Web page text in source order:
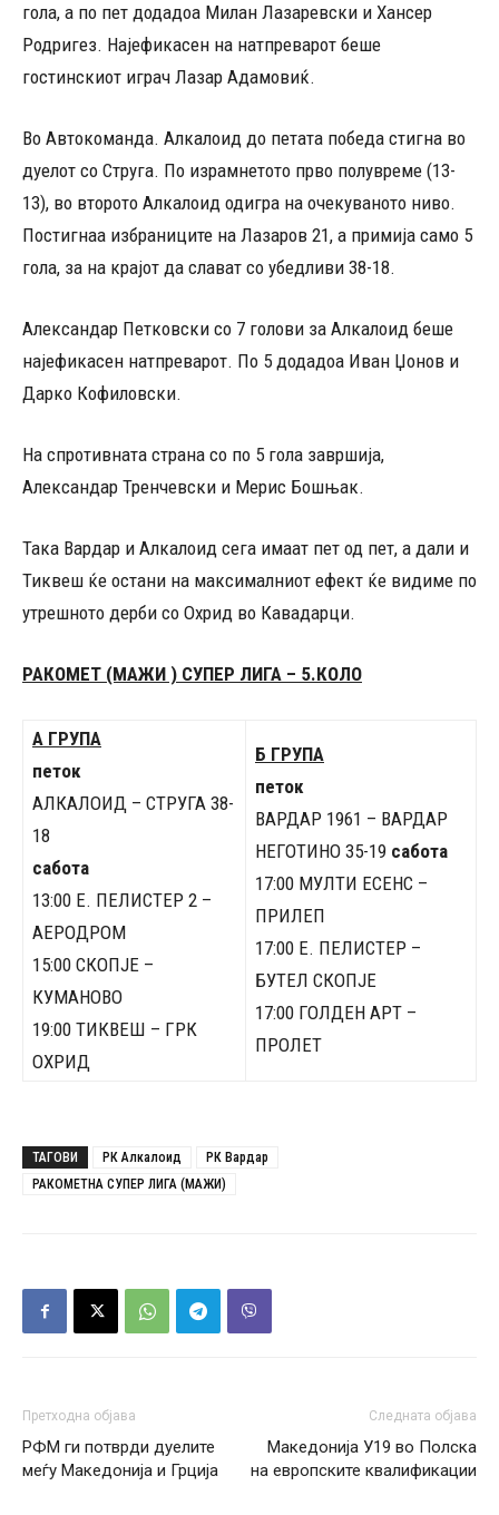
гола, а по пет додадоа Милан Лазаревски и Хансер
Родригез. Најефикасен на натпреварот беше
гостинскиот играч Лазар Адамовиќ.
Во Автокоманда. Алкалоид до петата победа стигна во
дуелот со Струга. По израмнетото прво полувреме (13-
13), во второто Алкалоид одигра на очекуваното ниво.
Постигнаа избраниците на Лазаров 21, а примија само 5
гола, за на крајот да слават со убедливи 38-18.
Александар Петковски со 7 голови за Алкалоид беше
најефикасен натпреварот. По 5 додадоа Иван Џонов и
Дарко Кофиловски.
На спротивната страна со по 5 гола завршија,
Александар Тренчевски и Мерис Бошњак.
Така Вардар и Алкалоид сега имаат пет од пет, а дали и
Тиквеш ќе остани на максималниот ефект ќе видиме по
утрешното дерби со Охрид во Кавадарци.
РАКОМЕТ (МАЖИ ) СУПЕР ЛИГА – 5.КОЛО
А ГРУПА
петок
АЛКАЛОИД – СТРУГА 38-
18
сабота
13:00 Е. ПЕЛИСТЕР 2 –
АЕРОДРОМ
15:00 СКОПЈЕ –
КУМАНОВО
19:00 ТИКВЕШ – ГРК
ОХРИД
Б ГРУПА
петок
ВАРДАР 1961 – ВАРДАР
НЕГОТИНО 35-19 сабота
17:00 МУЛТИ ЕСЕНС –
ПРИЛЕП
17:00 Е. ПЕЛИСТЕР –
БУТЕЛ СКОПЈЕ
17:00 ГОЛДЕН АРТ –
ПРОЛЕТ
ТАГОВИ РК Алкалоид
РК Вардар
РАКОМЕТНА СУПЕР ЛИГА (МАЖИ)
Претходна објава
РФМ ги потврди дуелите
меѓу Македонија и Грција
Следната објава
Македонија У19 во Полска
на европските квалификации